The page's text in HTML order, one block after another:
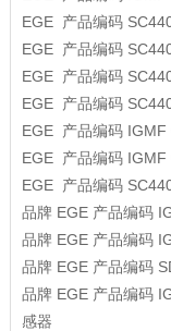
EGE 产品编码
EGE 产品编码
EGE 产品编码
EGE 产品编码
EGE 产品编码 IGMF
EGE 产品编码 IGMF
EGE 产品编码
品牌 EGE 产品编码
品牌 EGE 产品编码
品牌 EGE 产品编码
品牌 EGE 产品编码
感器